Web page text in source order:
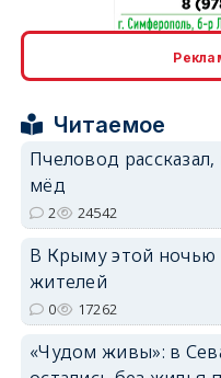
Читаемое
Пчеловод
мёд
2 24542
В Крыму этой ночью
жителей
0 17262
«Чудом живы»: в